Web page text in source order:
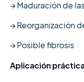
→ Maduración de
→ Reorganización
→ Posible fibrosis
Aplicación